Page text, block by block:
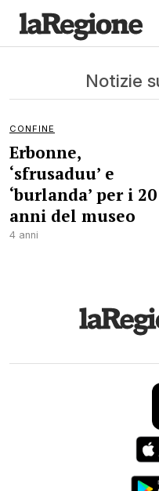
Notizie
CONFINE
Erbonne,
‘sfrusaduu’ e
‘burlanda’ per i 20
anni del museo
4 anni